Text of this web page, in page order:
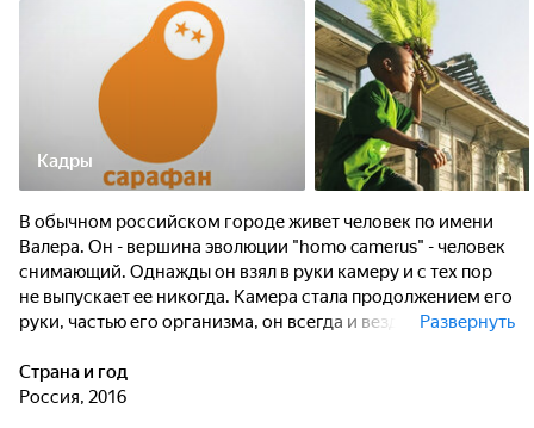
Кадры
В обычном российском городе живет человек по имени
Валера. Он - вершина эволюции "homo camerus" - человек
снимающий. Однажды он взял в руки камеру и с тех пор
не выпускает ее никогда. Камера стала продолжением его
руки, частью его организма, он всегда и везде с ней и
похороны, друзья, заказчики, местные таланты и просто
люди становятся его "жертвами"...
Развернуть
Страна и год
Россия, 2016